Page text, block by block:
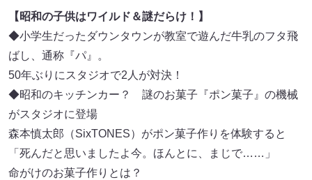
【昭和の子供はワイルド＆謎だらけ！】
◆小学生だったダウンタウンが教室で遊んだ牛乳のフタ飛
ばし、通称『パ』。
50年ぶりにスタジオで2人が対決！
◆昭和のキッチンカー？ 謎のお菓子『ポン菓子』の機械
がスタジオに登場
森本慎太郎（SixTONES）がポン菓子作りを体験すると
「死んだと思いましたよ今。ほんとに、まじで……」
命がけのお菓子作りとは？